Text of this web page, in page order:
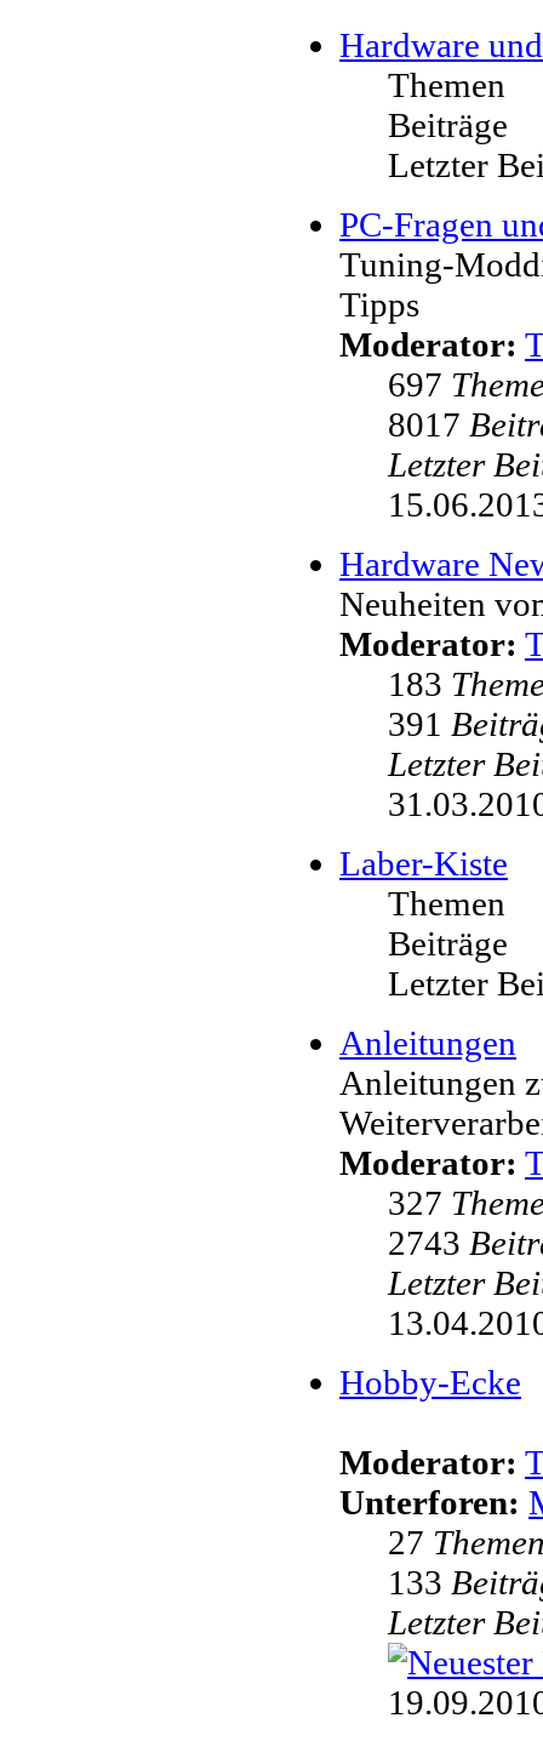
Hardware
Themen
Beiträge
Letzter
PC-Fragen
Tuning-
Tipps
Moderator:
697
8017
Letzter
Hardware
Neuheiten
Moderator:
183
391
Letzter
Laber-Kiste
Themen
Beiträge
Letzter
Anleitungen
Anleitungen
Moderator:
327
2743
Letzter
Hobby-Ecke
Moderator:
Unterforen:
27
133
Letzter